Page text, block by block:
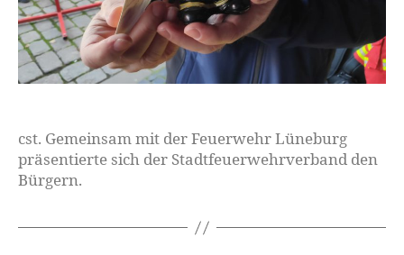
cst. Gemeinsam mit der Feuerwehr Lüneburg
präsentierte sich der Stadtfeuerwehrverband den
Bürgern.